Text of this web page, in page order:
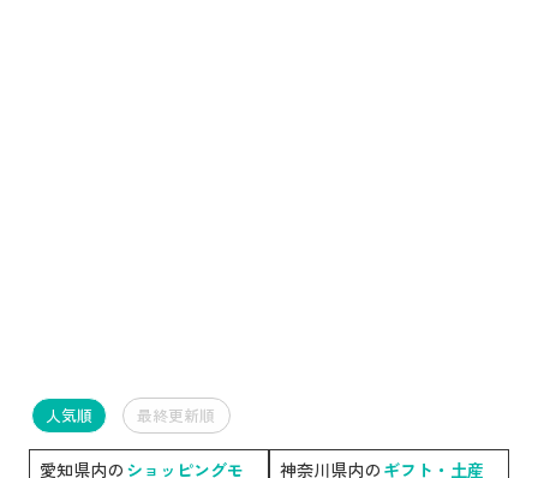
人気順 最終更新順
愛知県内の ショッピングモ
神奈川県内の ギフト・土産